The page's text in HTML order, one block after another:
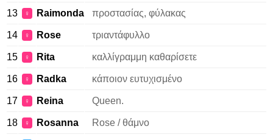
13 ♀ Raimonda προστασίας, φύλακας
14 ♀ Rose τριαντάφυλλο
15 ♀ Rita καλλίγραμμη καθαρίσετε
16 ♀ Radka κάποιον ευτυχισμένο
17 ♀ Reina Queen.
18 ♀ Rosanna Rose / θάμνο